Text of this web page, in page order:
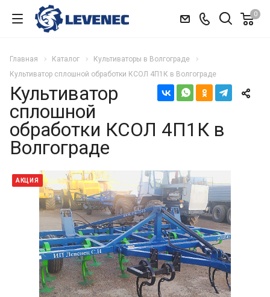
0
Главная Каталог
Культиваторы в Волгограде
Культиватор сплошной обработки КСОЛ 4П1К в Волгограде
Культиватор
сплошной
обработки КСОЛ 4П1К в
Волгограде
АКЦИЯ